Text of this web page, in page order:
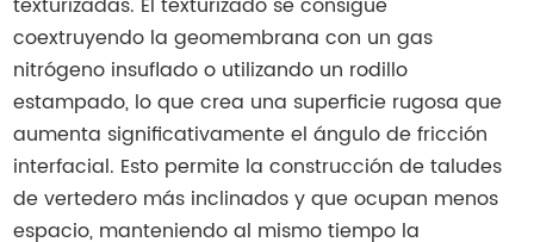
coextruyendo la geomembrana con un gas
nitrógeno insuflado o utilizando un rodillo
estampado, lo que crea una superficie rugosa que
aumenta significativamente el ángulo de fricción
interfacial. Esto permite la construcción de taludes
de vertedero más inclinados y que ocupan menos
espacio, manteniendo al mismo tiempo la